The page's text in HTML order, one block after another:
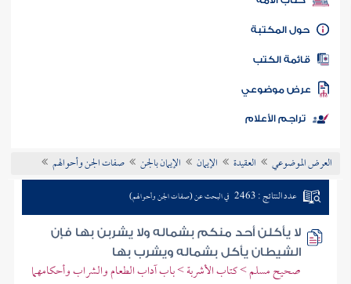
كتاب الأمة
المكتبة
الكتب
موضوعي
تراجم الأعلام
العرض الموضوعي العقيدة الإيمان الإيمان بالجن صفات الجن وأحوالهم
عدد النتائج : 2463 في البحث عن (صفات الجن وأحوالهم)
لا يأكلن أحد منكم بشماله ولا يشربن بها فإن
الشيطان يأكل بشماله ويشرب بها
صحيح مسلم > كتاب الأشربة > باب آداب الطعام والشراب وأحكامهما